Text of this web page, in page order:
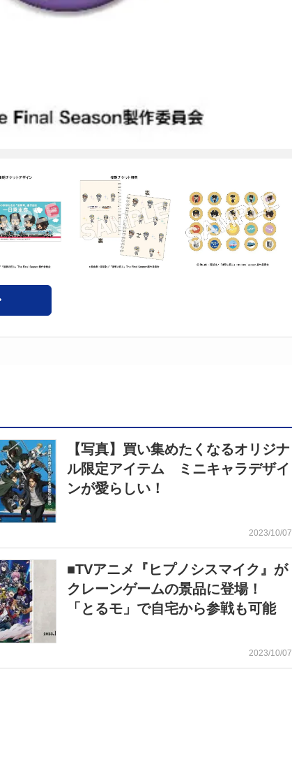
【写真】買い集めたくなるオリジナ
ル限定アイテム ミニキャラデザイ
ンが愛らしい！
2023/10/07
■TVアニメ『ヒプノシスマイク』が
クレーンゲームの景品に登場！
「とるモ」で自宅から参戦も可能
2023/10/07